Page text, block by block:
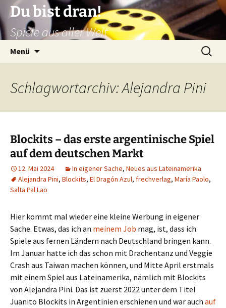
Zum
Inhalt
springen
Du bist dran!
Spiele aus aller Welt
Menü
Suchen
nach:
Schlagwortarchiv: Alejandra Pini
Blockits – das erste argentinische Spiel
auf dem deutschen Markt
12. Mai 2024 In eigener Sache, Neues aus Lateinamerika
Alejandra Pini, Blockits, El Dragón Azul, frechverlag, María Paolo,
Salta Pal Lao
Hier kommt mal wieder eine kleine Werbung in eigener
Sache. Etwas, das ich an meinem Job mag, ist, dass ich
Spiele aus fernen Ländern nach Deutschland bringen kann.
Im Januar hatte ich das schon mit Drachentanz und Veggie
Crash aus Taiwan machen können, und Mitte April erstmals
mit einem Spiel aus Lateinamerika, nämlich mit Blockits
von Alejandra Pini. Das ist zuerst 2022 unter dem Titel
Juanito Blockits in Argentinien erschienen und war auch auf